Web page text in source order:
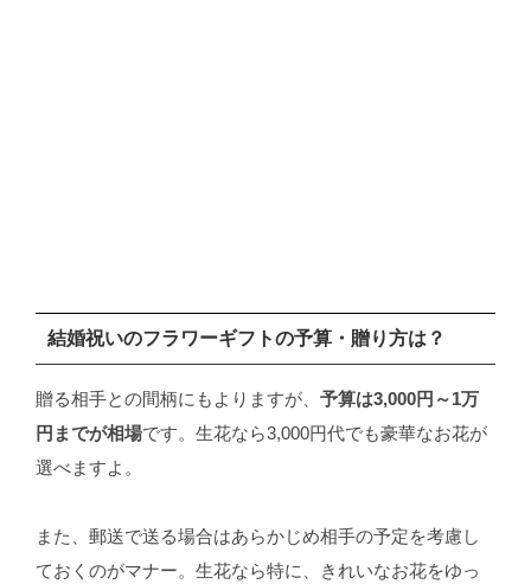
結婚祝いのフラワーギフトの予算・贈り方は？
贈る相手との間柄にもよりますが、 予算は3,000円～1万
円までが相場です。生花なら3,000円代でも豪華なお花が
選べますよ。
また、郵送で送る場合はあらかじめ相手の予定を考慮し
ておくのがマナー。生花なら特に、きれいなお花をゆっ